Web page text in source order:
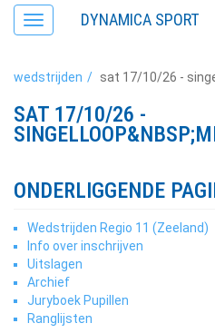
Toggle
navigation
DYNAMICA SPORT
wedstrijden sat 17/10/26 -
SAT 17/10/26 -
ONDERLIGGENDE
Wedstrijden Regio 11 (Zeeland)
Info over inschrijven
Uitslagen
Archief
Juryboek Pupillen
Ranglijsten